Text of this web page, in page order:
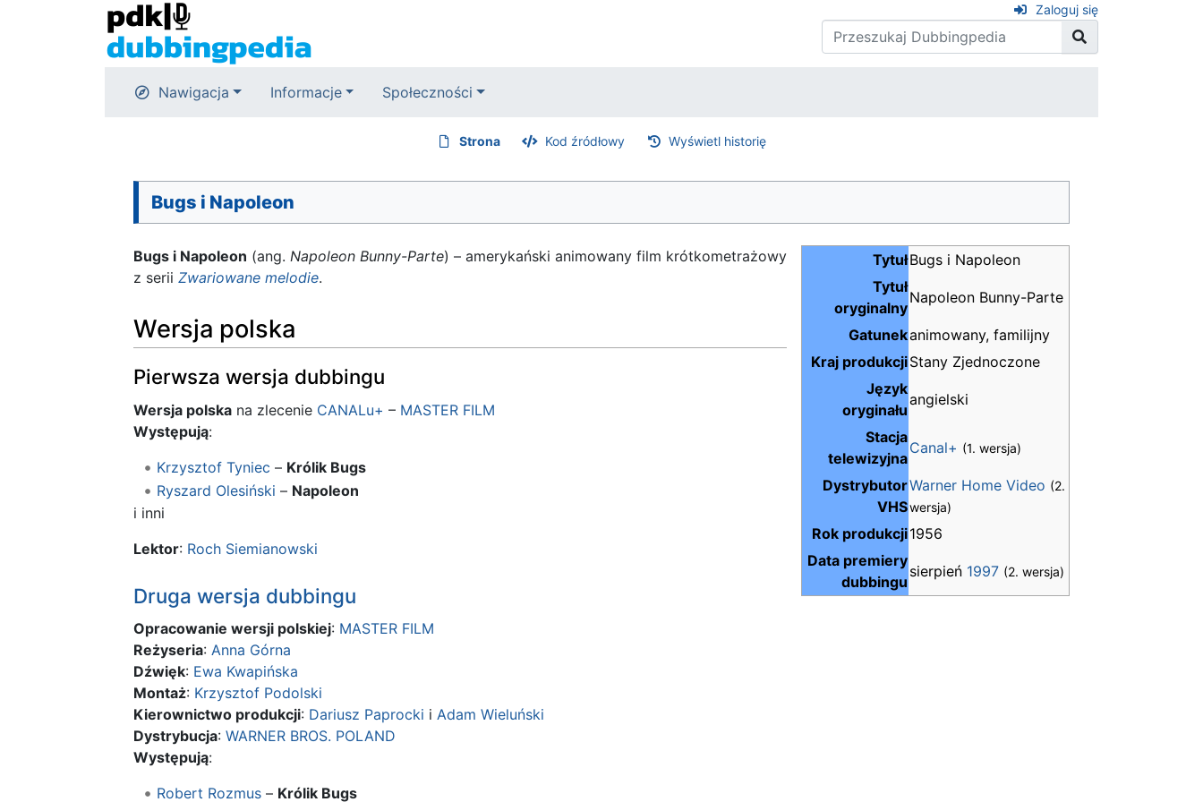
Zaloguj się
Nawigacja Informacje Społeczności
Strona Kod źródłowy Wyświetl historię
Bugs i Napoleon
TytułBugs i Napoleon
Tytuł
oryginalny
Napoleon Bunny-Parte
Gatunekanimowany, familijny
Kraj produkcjiStany Zjednoczone
Język
oryginału
angielski
Stacja
telewizyjna
Canal+ (1. wersja)
Dystrybutor
VHS
Warner Home Video (2.
wersja)
Rok produkcji1956
Data premiery
dubbingu
sierpień 1997 (2. wersja)
Bugs i Napoleon (ang. Napoleon Bunny-Parte) – amerykański animowany film krótkometrażowy
z serii Zwariowane melodie.
Wersja polska
Pierwsza wersja dubbingu
Wersja polska na zlecenie CANALu+ – MASTER FILM
Występują:
Krzysztof Tyniec – Królik Bugs
Ryszard Olesiński – Napoleon
i inni
Lektor: Roch Siemianowski
Druga wersja dubbingu
Opracowanie wersji polskiej: MASTER FILM
Reżyseria: Anna Górna
Dźwięk: Ewa Kwapińska
Montaż: Krzysztof Podolski
Kierownictwo produkcji: Dariusz Paprocki i Adam Wieluński
Dystrybucja: WARNER BROS. POLAND
Występują:
Robert Rozmus– Królik Bugs